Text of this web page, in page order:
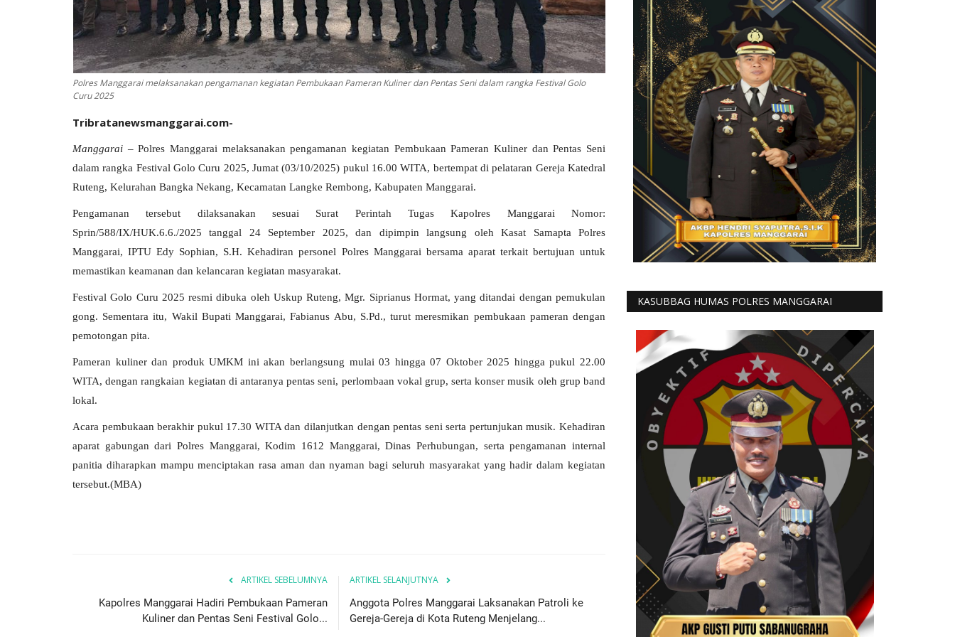
Polres Manggarai melaksanakan pengamanan kegiatan Pembukaan Pameran Kuliner dan Pentas Seni dalam rangka Festival Golo
Curu 2025
Tribratanewsmanggarai.com-
Manggarai – Polres Manggarai melaksanakan pengamanan kegiatan Pembukaan Pameran Kuliner dan Pentas Seni
dalam rangka Festival Golo Curu 2025, Jumat (03/10/2025) pukul 16.00 WITA, bertempat di pelataran Gereja Katedral
Ruteng, Kelurahan Bangka Nekang, Kecamatan Langke Rembong, Kabupaten Manggarai.
Pengamanan tersebut dilaksanakan sesuai Surat Perintah Tugas Kapolres Manggarai Nomor:
Sprin/588/IX/HUK.6.6./2025 tanggal 24 September 2025, dan dipimpin langsung oleh Kasat Samapta Polres
Manggarai, IPTU Edy Sophian, S.H. Kehadiran personel Polres Manggarai bersama aparat terkait bertujuan untuk
memastikan keamanan dan kelancaran kegiatan masyarakat.
Festival Golo Curu 2025 resmi dibuka oleh Uskup Ruteng, Mgr. Siprianus Hormat, yang ditandai dengan pemukulan
gong. Sementara itu, Wakil Bupati Manggarai, Fabianus Abu, S.Pd., turut meresmikan pembukaan pameran dengan
pemotongan pita.
Pameran kuliner dan produk UMKM ini akan berlangsung mulai 03 hingga 07 Oktober 2025 hingga pukul 22.00
WITA, dengan rangkaian kegiatan di antaranya pentas seni, perlombaan vokal grup, serta konser musik oleh grup band
lokal.
Acara pembukaan berakhir pukul 17.30 WITA dan dilanjutkan dengan pentas seni serta pertunjukan musik. Kehadiran
aparat gabungan dari Polres Manggarai, Kodim 1612 Manggarai, Dinas Perhubungan, serta pengamanan internal
panitia diharapkan mampu menciptakan rasa aman dan nyaman bagi seluruh masyarakat yang hadir dalam kegiatan
tersebut.(MBA)
ARTIKEL SEBELUMNYA
Kapolres Manggarai Hadiri Pembukaan Pameran
Kuliner dan Pentas Seni Festival Golo...
ARTIKEL SELANJUTNYA
Anggota Polres Manggarai Laksanakan Patroli ke
Gereja-Gereja di Kota Ruteng Menjelang...
KASUBBAG HUMAS POLRES MANGGARAI